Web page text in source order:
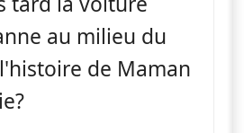
au milieu du
de Maman